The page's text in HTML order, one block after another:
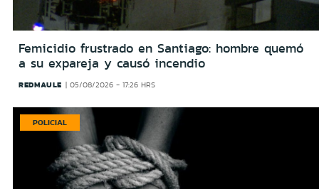
Femicidio frustrado en Santiago: hombre quemó
a su expareja y causó incendio
REDMAULE 05/08/2026 - 17:26 HRS
POLICIAL